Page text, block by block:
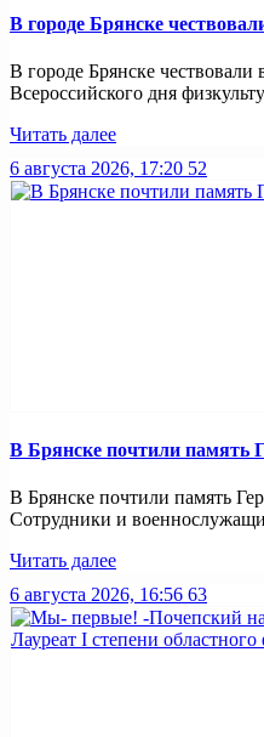
В городе Брянске
В городе Брянске чествовали
Всероссийского дня
Читать далее
6 августа 2026, 17:20 52
В Брянске почтили память
В Брянске почтили память
Сотрудники и
Читать далее
6 августа 2026, 16:56 63